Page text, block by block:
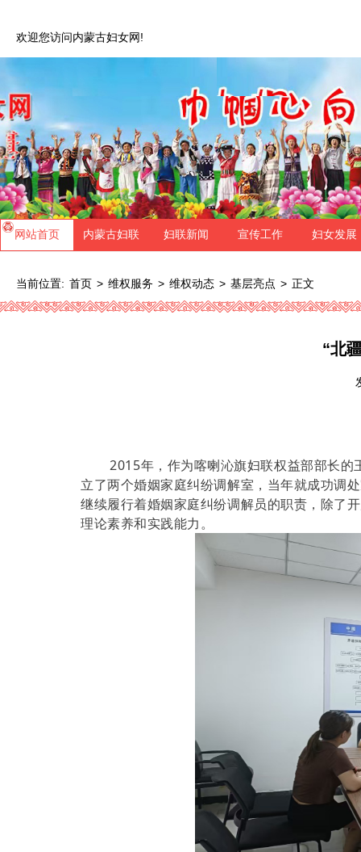
欢迎您访问内蒙古妇女网!
网站首页 内蒙古妇联 妇联新闻 宣传工作 妇女发展
当前位置: 首页 > 维权服务 > 维权动态 > 基层亮点 > 正文
“北
2015年，作为喀喇沁旗妇联权益部部长的
立了两个婚姻家庭纠纷调解室，当年就成功调
继续履行着婚姻家庭纠纷调解员的职责，除了
理论素养和实践能力。